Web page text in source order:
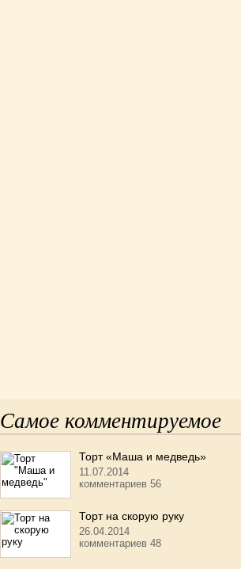
Самое комментируемое
Торт «Маша и медведь»
11.07.2014
комментариев 56
Торт на скорую руку
26.04.2014
комментариев 48